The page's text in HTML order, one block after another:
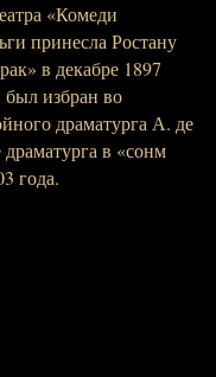
«Комеди
принесла Ростану
в декабре 1897
был избран во
драматурга А. де
в «сонм
года.